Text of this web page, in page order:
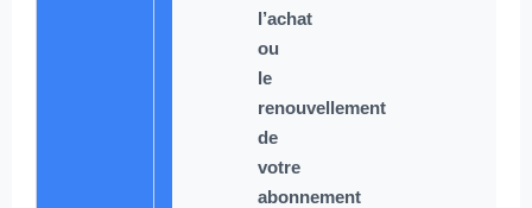
l’achat
ou
le
renouvellement
de
votre
abonnement